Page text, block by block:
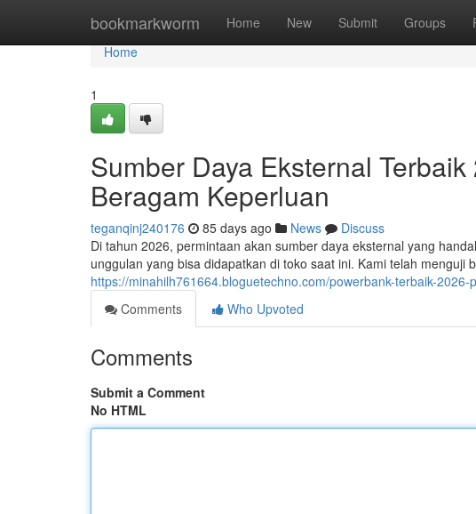
bookmarkworm Home New Submit Groups
Home
Home
1
Sumber Daya Eksternal
Beragam Keperluan
teganqinj240176 85 days ago News
Discuss
Di tahun 2026, permintaan akan sumber daya eksternal yang
unggulan yang bisa didapatkan di toko saat ini. Kami telah menguji
https://minahilh761664.bloguetechno.com/powerbank-terbaik-
Comments
Who Upvoted
Comments
Submit a Comment
No HTML